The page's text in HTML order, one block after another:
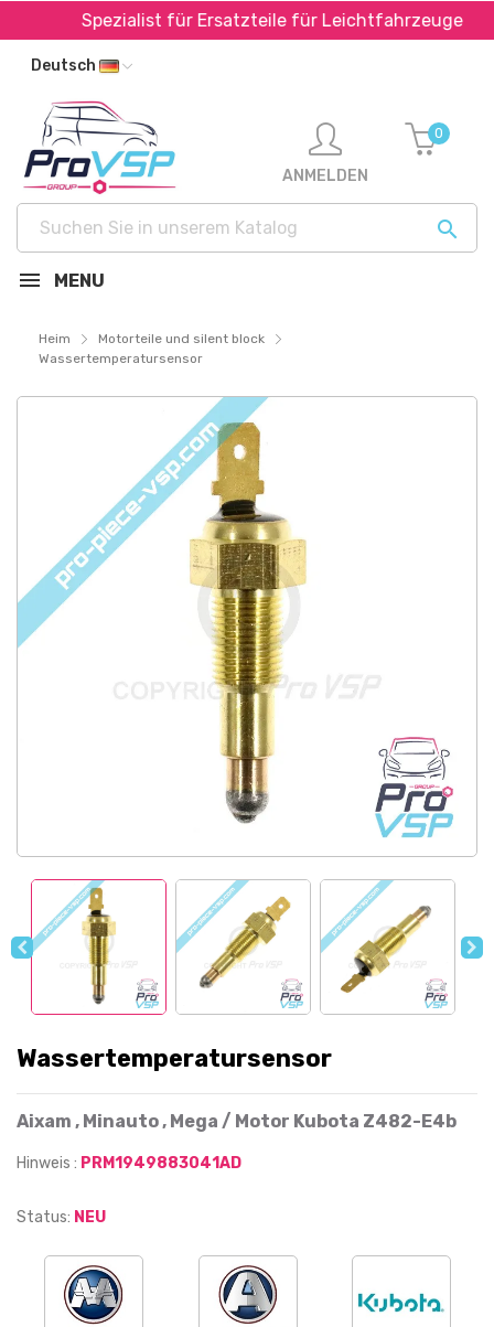
Spezialist für Ersatzteile für Leichtfahrzeuge
Deutsch

ANMELDEN
0
MENU
Heim
Motorteile und silent block
Wassertemperatursensor
Wassertemperatursensor
Aixam , Minauto , Mega / Motor Kubota Z482-E4b
Hinweis : PRM1949883041AD
Status: NEU